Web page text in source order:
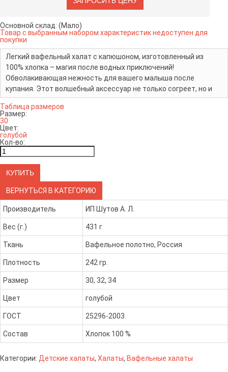
Основной склад: (Мало)
Товар с выбранным набором характеристик недоступен для
покупки
Легкий вафельный халат с капюшоном, изготовленный из
100% хлопка – магия после водных приключений!
Обволакивающая нежность для вашего малыша после
купания. Этот волшебный аксессуар не только согреет, но и
создаст уют в каждом мгновении детства
Таблица размеров
Размер:
30
Цвет:
голубой
Кол-во:
ВЕРНУТЬСЯ В КАТЕГОРИЮ
Производитель ИП Шутов А. Л.
Вес (г.) 431 г
Ткань Вафельное полотно, Россия
Плотность 242 гр.
Размер 30, 32, 34
Цвет голубой
ГОСТ 25296-2003
Состав Хлопок 100 %
Категории: Детские халаты, Халаты, Вафельные халаты